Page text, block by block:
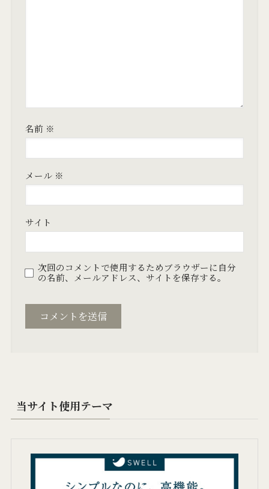
名前 ※
メール ※
サイト
次回のコメントで使用するためブラウザーに自分
の名前、メールアドレス、サイトを保存する。
当サイト使用テーマ